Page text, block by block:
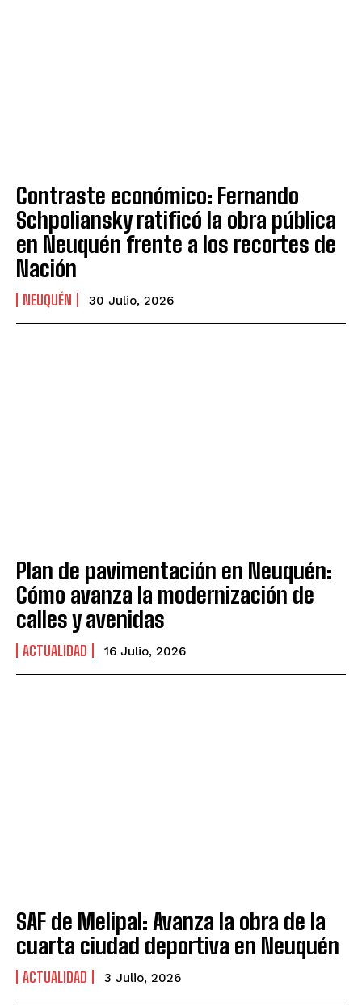
Contraste económico: Fernando
Schpoliansky ratificó la obra pública
en Neuquén frente a los recortes de
Nación
NEUQUÉN 30 Julio, 2026
Plan de pavimentación en Neuquén:
Cómo avanza la modernización de
calles y avenidas
ACTUALIDAD 16 Julio, 2026
SAF de Melipal: Avanza la obra de la
cuarta ciudad deportiva en Neuquén
ACTUALIDAD 3 Julio, 2026